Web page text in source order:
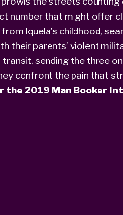
number that might offer
Iquela’s childhood,
their parents’ violent
sending the three
confront the pain that
the 2019 Man Booker